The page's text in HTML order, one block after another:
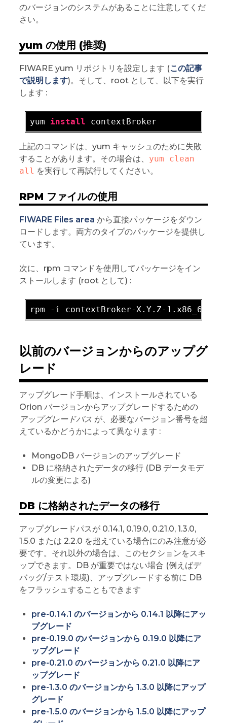
のバージョンのシステムがあることに注意してくだ
さい。
yum の使用 (推奨)
FIWARE yum リポジトリを設定します (この記事
で説明します)。そして、root として、以下を実行
します :
yum install
上記のコマンドは、yum キャッシュのために失敗
することがあります。その場合は、 yum clean
all を実行して再試行してください。
RPM ファイルの使用
FIWARE Files area から直接パッケージをダウン
ロードします。両方のタイプのパッケージを提供し
ています。
次に、rpm コマンドを使用してパッケージをイン
ストールします (root として) :
rpm - i contextBroker-X .Y.Z-1 .x86_64
以前のバージョンからのアップグ
レード
アップグレード手順は、インストールされている
Orion バージョンからアップグレードするための
アップグレードパス が、必要なバージョン番号を超
えているかどうかによって異なります :
MongoDB バージョンのアップグレード
DB に格納されたデータの移行 (DB データモデ
ルの変更による)
DB に格納されたデータの移行
アップグレードパスが 0.14.1, 0.19.0, 0.21.0, 1.3.0,
1.5.0 または 2.2.0 を超えている場合にのみ注意が必
要です。それ以外の場合は、このセクションをスキ
ップできます。DB が重要ではない場合 (例えばデ
バッグ/テスト環境)、アップグレードする前に DB
をフラッシュすることもできます
pre-0.14.1 のバージョンから 0.14.1 以降にアッ
プグレード
pre-0.19.0 のバージョンから 0.19.0 以降にア
ップグレード
pre-0.21.0 のバージョンから 0.21.0 以降にア
ップグレード
pre-1.3.0 のバージョンから 1.3.0 以降にアップ
グレード
pre-1.5.0 のバージョンから 1.5.0 以降にアップ